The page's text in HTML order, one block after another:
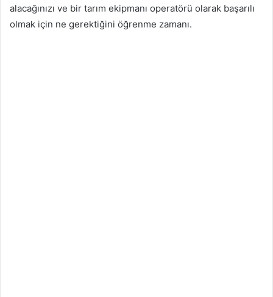
alacağınızı ve bir tarım ekipmanı operatörü olarak başarılı
olmak için ne gerektiğini öğrenme zamanı.